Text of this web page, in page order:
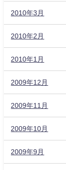
2010年3月
2010年2月
2010年1月
2009年12月
2009年11月
2009年10月
2009年9月